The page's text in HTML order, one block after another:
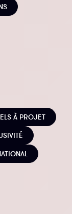
À PROJET